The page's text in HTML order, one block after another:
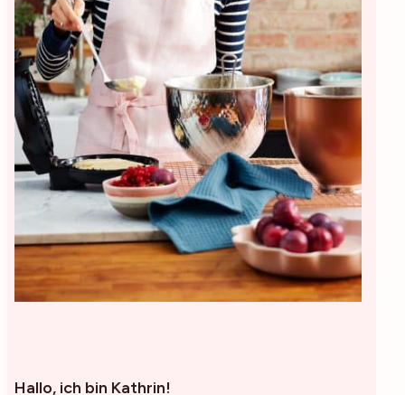
Hallo, ich bin Kathrin!